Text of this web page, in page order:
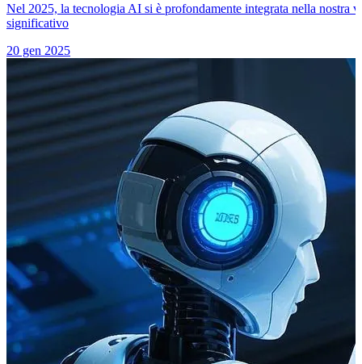
Nel 2025, la tecnologia AI si è profondamente integrata nella
significativo
20 gen 2025